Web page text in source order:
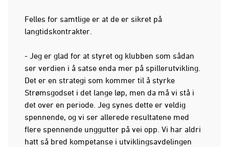
Felles for samtlige er at de er sikret på
langtidskontrakter.
- Jeg er glad for at styret og klubben som sådan
ser verdien i å satse enda mer på spillerutvikling.
Det er en strategi som kommer til å styrke
Strømsgodset i det lange løp, men da må vi stå i
det over en periode. Jeg synes dette er veldig
spennende, og vi ser allerede resultatene med
flere spennende unggutter på vei opp. Vi har aldri
hatt så bred kompetanse i utviklingsavdelingen